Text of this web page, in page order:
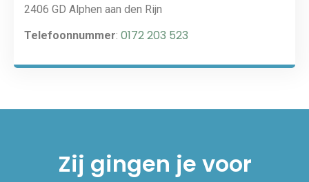
2406 GD Alphen aan den Rijn
Telefoonnummer: 0172 203 523
Zij gingen je voor